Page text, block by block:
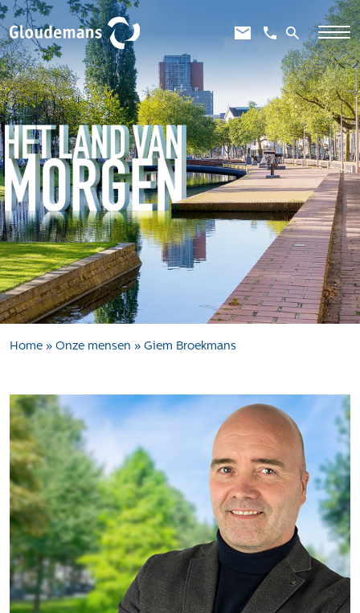
Expertises
Gebiedsontwikkeling
Gebiedseconomie
Grondstrategie en -verwerving
Taxaties overheid
Taxaties zakelijk
Schadevergoedingsrecht
Rentmeesterij
Transities
Tender-light voormalige St. Josefschool in
Brunssum
Tender-light Amundsenstraat Valkenswaard
Concurrentiegerichte dialoog en tenderstrategie
Hoge Woerd in Ewijk
Pachtbeleid gemeente Valkenswaard: duurzame
pacht als instrument voor landbouw- en
watertransitie
Strategisch grondbeleid als motor voor
woningbouwversnelling Gemeente Vught
Home » Onze mensen » Giem Broekmans